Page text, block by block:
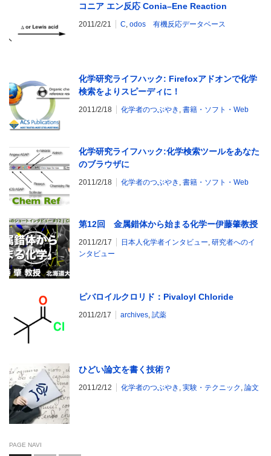
コニア エン反応 Conia–Ene Reaction
2011/2/21 C odos 有機反応データベース
化学研究ライフハック: Firefoxアドオンで化学
検索をよりスピーディに！
2011/2/18 化学者のつぶやき 書籍・ソフト・Web
化学研究ライフハック:化学検索ツールをあなた
のブラウザに
2011/2/18 化学者のつぶやき 書籍・ソフト・Web
第12回 金属錯体から始まる化学ー伊藤肇教授
2011/2/17 日本人化学者インタビュー 研究者へのイ
ンタビュー
ピバロイルクロリド：Pivaloyl Chloride
2011/2/17 archives 試薬
ひどい論文を書く技術？
2011/2/12 化学者のつぶやき 実験・テクニック 論文
PAGE NAVI